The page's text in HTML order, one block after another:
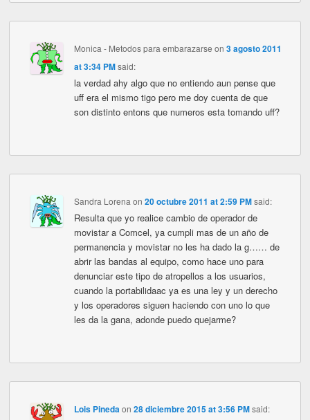
Monica - Metodos para embarazarse on 3 agosto 2011
at 3:34 PM said:
la verdad ahy algo que no entiendo aun pense que
uff era el mismo tigo pero me doy cuenta de que
son distinto entons que numeros esta tomando uff?
Sandra Lorena on 20 octubre 2011 at 2:59 PM said:
Resulta que yo realice cambio de operador de
movistar a Comcel, ya cumpli mas de un año de
permanencia y movistar no les ha dado la g…… de
abrir las bandas al equipo, como hace uno para
denunciar este tipo de atropellos a los usuarios,
cuando la portabilidaac ya es una ley y un derecho
y los operadores siguen haciendo con uno lo que
les da la gana, adonde puedo quejarme?
Lois Pineda on 28 diciembre 2015 at 3:56 PM said: